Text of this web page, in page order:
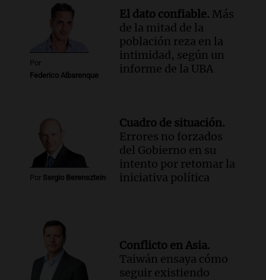
Episodios
Por
Federico Albarenque
El dato confiable. Más
de la mitad de la
población reza en la
intimidad, según un
informe de la UBA
Por Sergio Berensztein
Cuadro de situación.
Errores no forzados
del Gobierno en su
intento por retomar la
iniciativa política
Conflicto en Asia.
Taiwán ensaya cómo
seguir existiendo